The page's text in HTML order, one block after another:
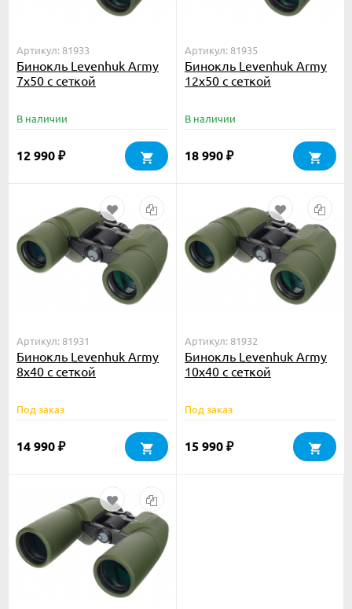
Артикул: 81933
Бинокль Levenhuk Army
7x50 с сеткой
В наличии
12 990 ₽
Артикул: 81935
Бинокль Levenhuk Army
12x50 с сеткой
В наличии
18 990 ₽
Артикул: 81931
Бинокль Levenhuk Army
8x40 с сеткой
Под заказ
14 990 ₽
Артикул: 81932
Бинокль Levenhuk Army
10x40 с сеткой
Под заказ
15 990 ₽